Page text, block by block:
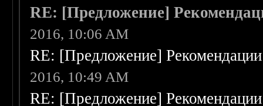
RE: [Предложение]
2016, 10:06 AM
RE: [Предложение]
2016, 10:49 AM
RE: [Предложение]